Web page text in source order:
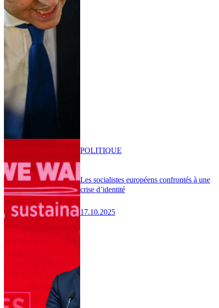
Les socialistes européens confrontés à une
crise d’identité
17.10.2025
POLITIQUE